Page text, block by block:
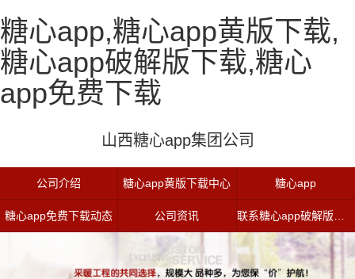
糖心app,糖心app黄版下载,
糖心app破解版下载,糖心
app免费下载
山西糖心app集团公司
公司介绍 糖心app黄版下载中心 糖心app
糖心app免费下载动态 公司资讯